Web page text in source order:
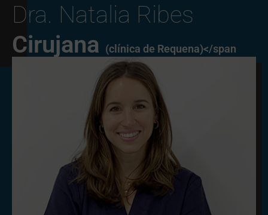
Dra. Natalia Ribes
Cirujana (clínica de Requena)</span